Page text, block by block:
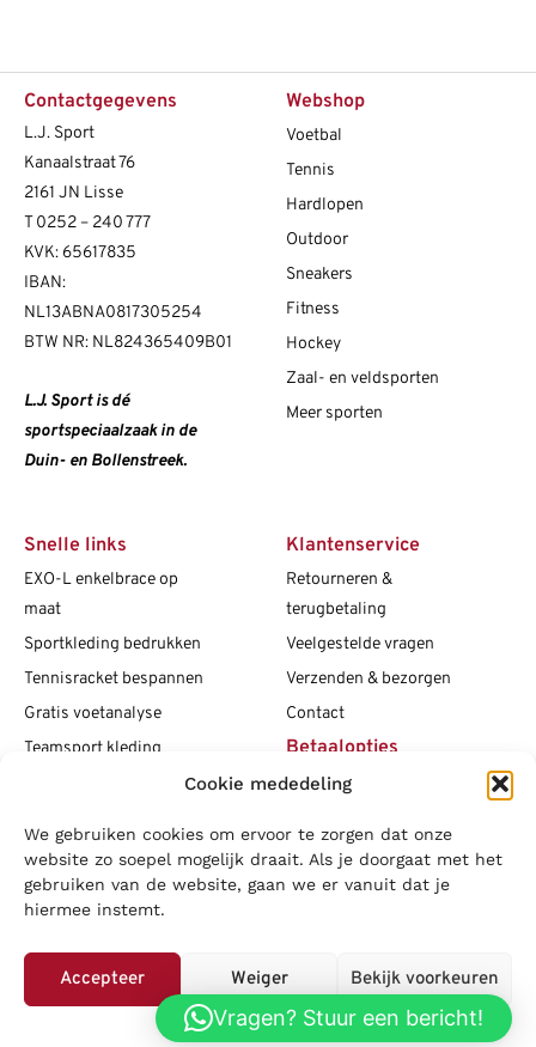
Cookie mededeling
We gebruiken cookies om ervoor te zorgen dat onze
website zo soepel mogelijk draait. Als je doorgaat met het
gebruiken van de website, gaan we er vanuit dat je
hiermee instemt.
Accepteer Weiger Bekijk voorkeuren
Privacybeleid
Contactgegevens
L.J. Sport
Kanaalstraat 76
2161 JN Lisse
T 0252 – 240 777
KVK: 65617835
IBAN:
NL13ABNA0817305254
BTW NR: NL824365409B01
L.J. Sport is dé
sportspeciaalzaak in de
Duin- en Bollenstreek.
Webshop
Voetbal
Tennis
Hardlopen
Outdoor
Sneakers
Fitness
Hockey
Zaal- en veldsporten
Meer sporten
Snelle links
EXO-L enkelbrace op
maat
Sportkleding bedrukken
Tennisracket bespannen
Gratis voetanalyse
Teamsport kleding
Vacatures
Blogs
Klantenservice
Retourneren &
terugbetaling
Veelgestelde vragen
Verzenden & bezorgen
Contact
Betaalopties
Social media
LOWA|Adidas| Mizuno| Nike|Speedo|Asics |Babolat|Falke
|
Superfeet
Vragen? Stuur een bericht!